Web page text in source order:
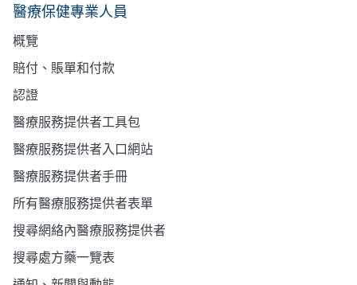
醫療保健專業人員
概覽
賠付、賬單和付款
認證
醫療服務提供者工具包
醫療服務提供者入口網站
醫療服務提供者手冊
所有醫療服務提供者表單
搜尋網絡內醫療服務提供者
搜尋處方藥一覽表